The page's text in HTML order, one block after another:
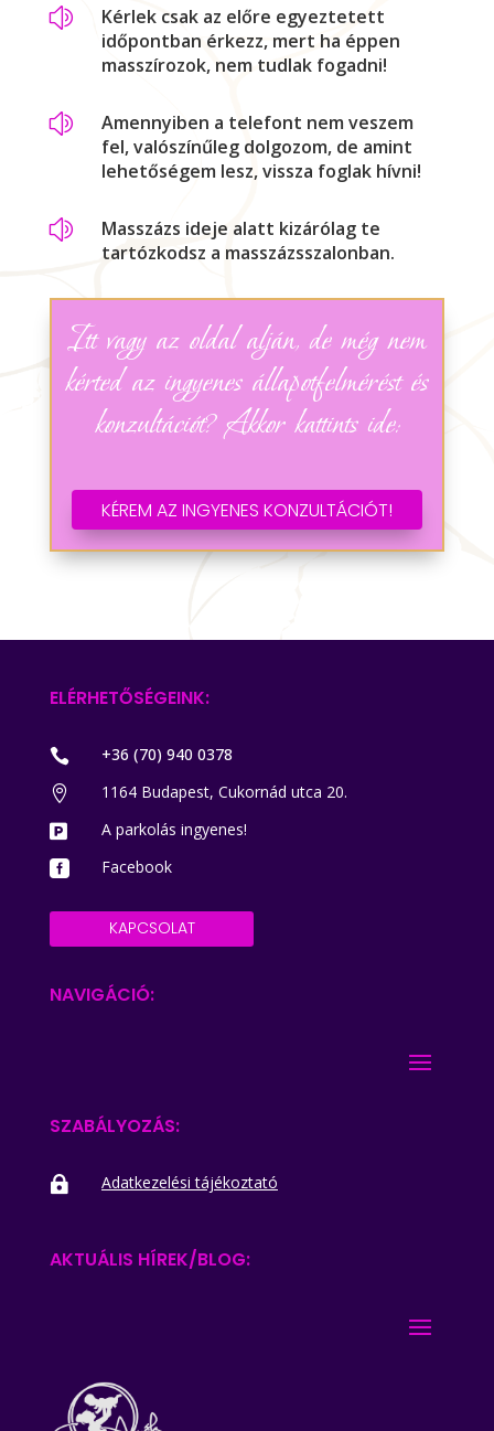
z
Kérlek csak az előre egyeztetett
időpontban érkezz, mert ha éppen
masszírozok, nem tudlak fogadni!
z
Amennyiben a telefont nem veszem
fel, valószínűleg dolgozom, de amint
lehetőségem lesz, vissza foglak hívni!
z
Masszázs ideje alatt kizárólag te
tartózkodsz a masszázsszalonban.
Itt vagy az oldal alján, de még nem
kérted az ingyenes állapotfelmérést és
konzultációt? Akkor kattints ide:
KÉREM AZ INGYENES KONZULTÁCIÓT!
ELÉRHETŐSÉGEINK:
 +36 (70) 940 0378
 1164 Budapest, Cukornád utca 20.
 A parkolás ingyenes!
 Facebook
KAPCSOLAT
NAVIGÁCIÓ:
SZABÁLYOZÁS:
 Adatkezelési tájékoztató
AKTUÁLIS HÍREK/BLOG: